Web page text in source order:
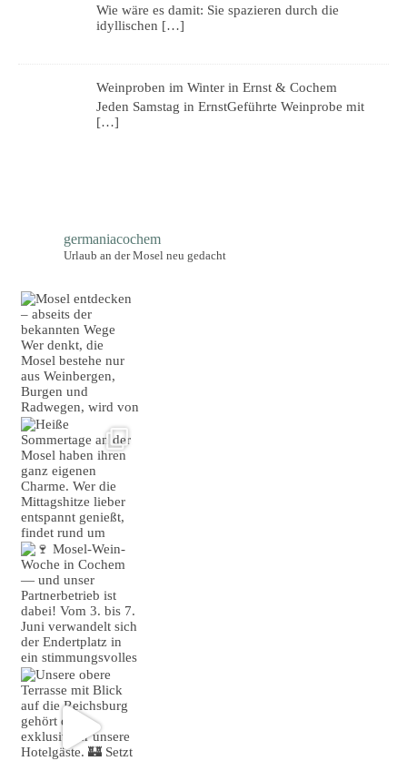
Wie wäre es damit: Sie spazieren durch die
idyllischen […]
Weinproben im Winter in Ernst & Cochem
Jeden Samstag in ErnstGeführte Weinprobe mit
[…]
germaniacochem
Urlaub an der Mosel neu gedacht